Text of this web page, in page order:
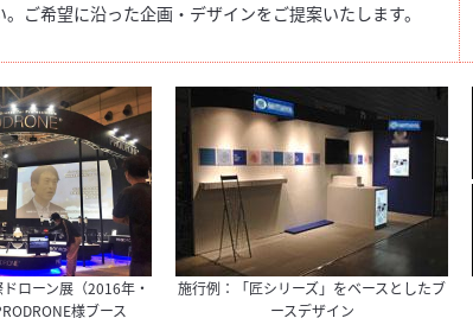
ご希望に沿った企画・デザインをご提案いたします。
ローン展（2016年・
様ブース
施行例：「匠シリーズ」をベースとしたブ
ースデザイン